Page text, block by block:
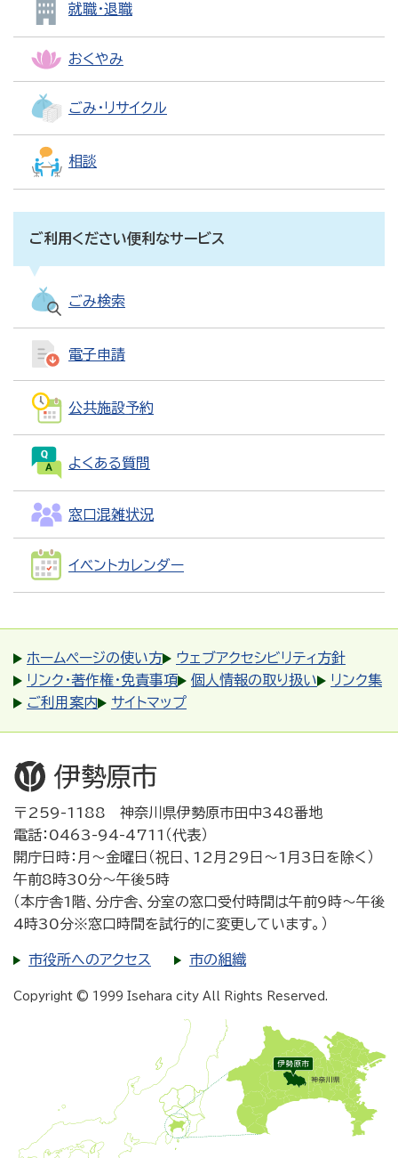
就職・退職
おくやみ
ごみ・リサイクル
相談
ご利用ください便利なサービス
ごみ検索
電子申請
公共施設予約
よくある質問
窓口混雑状況
イベントカレンダー
ホームページの使い方
ウェブアクセシビリティ方針
リンク・著作権・免責事項
個人情報の取り扱い
リンク集
ご利用案内
サイトマップ
〒259-1188 神奈川県伊勢原市田中348番地
電話：0463-94-4711（代表）
開庁日時：月～金曜日（祝日、12月29日～1月3日を除く）
午前8時30分～午後5時
（本庁舎1階、分庁舎、分室の窓口受付時間は午前9時～午後
4時30分※窓口時間を試行的に変更しています。）
市役所へのアクセス 市の組織
Copyright © 1999 Isehara city All Rights Reserved.